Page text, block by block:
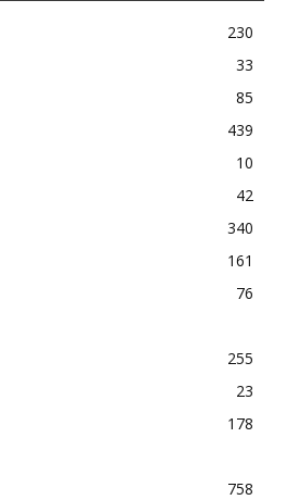
230
33
85
439
10
42
340
161
76
255
23
178
758